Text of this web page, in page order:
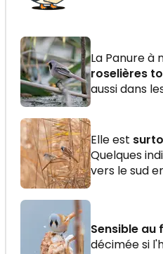
La Panure à
roselières
aussi dans
Elle est
Quelques
vers le sud
Sensible au
décimée si